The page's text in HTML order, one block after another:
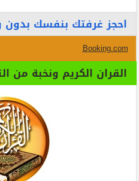
احجز غرفتك بنفسك بدون
Booking.com
القران الكريم ونخبة من